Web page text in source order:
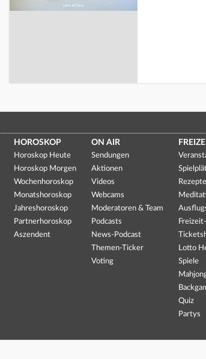
HOROSKOP
Horoskop Heute
Horoskop Morgen
Wochenhoroskop
Monatshoroskop
Jahreshoroskop
Partnerhoroskop
Aszendent
ON AIR
Sendungen
Aktionen
Videos
Webcams
Moderatoren & Team
Podcasts
News-Podcast
Themen-Ticker
Voting
Rezepte
Lotto
Spiele
Quiz
Partys